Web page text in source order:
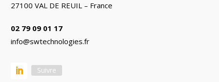
27100 VAL DE REUIL – France
02 79 09 01 17
info@swtechnologies.fr
Suivre